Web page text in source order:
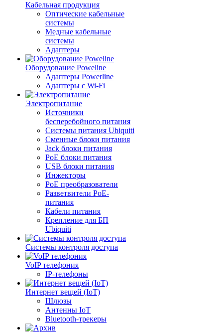
Кабельная продукция
Оптические кабельные
системы
Медные кабельные
системы
Адаптеры
Оборудование Poweline
Адаптеры Powerline
Адаптеры с Wi-Fi
Электропитание
Источники
бесперебойного питания
Системы питания Ubiquiti
Сменные блоки питания
Jack блоки питания
PoE блоки питания
USB блоки питания
Инжекторы
PoE преобразователи
Разветвители PoE-
питания
Кабели питания
Крепление для БП
Ubiquiti
Системы контроля доступа
VoIP телефония
IP-телефоны
Интернет вещей (IoT)
Шлюзы
Антенны IoT
Bluetooth-трекеры